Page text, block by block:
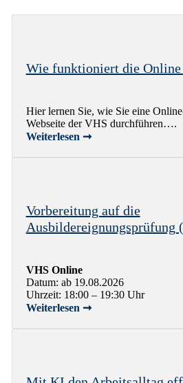
Wie funktioniert die Online
Hier lernen Sie, wie Sie eine
Webseite der VHS durchführen….
Weiterlesen ➞
Vorbereitung auf die
Ausbildereignungsprüfung
VHS Online
Datum: ab 19.08.2026
Uhrzeit: 18:00 – 19:30 Uhr
Weiterlesen ➞